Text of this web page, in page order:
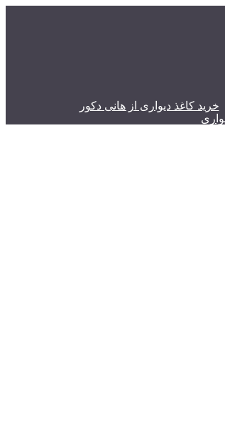
خرید کاغذ دیواری از هانی دکور